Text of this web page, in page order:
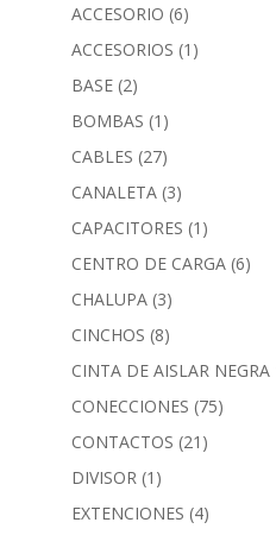
ACCESORIO (6)
ACCESORIOS (1)
BASE (2)
BOMBAS (1)
CABLES (27)
CANALETA (3)
CAPACITORES (1)
CENTRO DE CARGA (6)
CHALUPA (3)
CINCHOS (8)
CINTA DE AISLAR
CONECCIONES (75)
CONTACTOS (21)
DIVISOR (1)
EXTENCIONES (4)